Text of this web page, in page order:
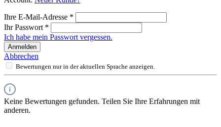
Ihre E-Mail-Adresse *
Ihr Passwort *
Ich habe mein Passwort vergessen.
Anmelden
Abbrechen
Bewertungen nur in der aktuellen Sprache anzeigen.
Keine Bewertungen gefunden. Teilen Sie Ihre Erfahrungen mit
anderen.